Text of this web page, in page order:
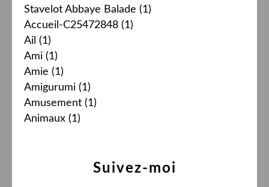
Stavelot Abbaye Balade (1)
Accueil-C25472848 (1)
Ail (1)
Ami (1)
Amie (1)
Amigurumi (1)
Amusement (1)
Animaux (1)
Suivez-moi